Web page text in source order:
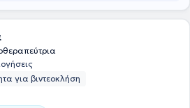
για βιντεοκλήση